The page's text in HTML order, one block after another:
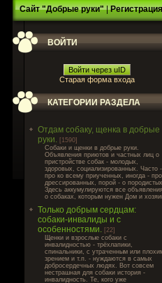
Сайт "Добрые руки"|Регистрация
ВОЙТИ
Войти через uID
Старая форма входа
КАТЕГОРИИ РАЗДЕЛА
Отдам собаку, щенка в добрые
руки. [1590]
Cобаки и щенки в добрые руки.
Объявления приютов и частных лиц о
пристройстве собак - молодых,
здоровых, социализированных. Часто -
про ко всему приученных, иногда - про
дрессированных, порой - о
Здесь аккумулируются все
о собаках, которым нужен Дом и
Только добрым сердцам:
собаки-инвалиды и с
особенностями. [22]
Щенки и взрослые собаки с
инвалидностью - трёхлапики,
спинальники, с утраченным или
зрением и т.п. - нуждаются в самых
добросердечных людях. Вот совсем
нестрашная для собаки история -
инвалидность. Те, кого уже